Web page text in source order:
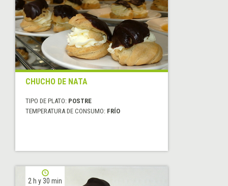
CHUCHO DE NATA
TIPO DE PLATO: POSTRE
TEMPERATURA DE CONSUMO: FRÍO
2 h y 30 min